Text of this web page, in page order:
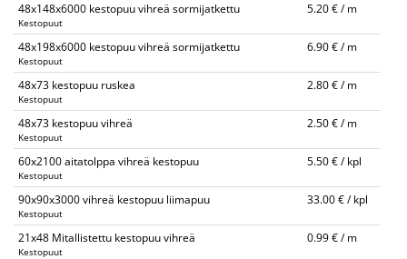
48x148x6000 kestopuu vihreä sormijatkettu
Kestopuut
5.20 € / m
48x198x6000 kestopuu vihreä sormijatkettu
Kestopuut
6.90 € / m
48x73 kestopuu ruskea
Kestopuut
2.80 € / m
48x73 kestopuu vihreä
Kestopuut
2.50 € / m
60x2100 aitatolppa vihreä kestopuu
Kestopuut
5.50 € / kpl
90x90x3000 vihreä kestopuu liimapuu
Kestopuut
33.00 € / kpl
21x48 Mitallistettu kestopuu vihreä
Kestopuut
0.99 € / m